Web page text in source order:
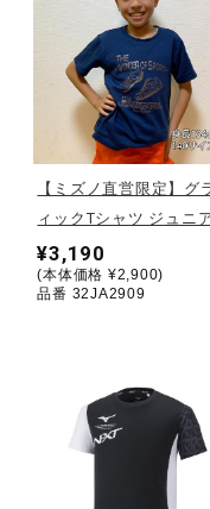
インナー
寝具／ミズ
アウトドア
サポーター
健康／エク
ジュニア／
【ミズノ直営限定】グ
ィックTシャツ ジュニ
¥3,190
(本体価格 ¥2,900)
品番 32JA2909